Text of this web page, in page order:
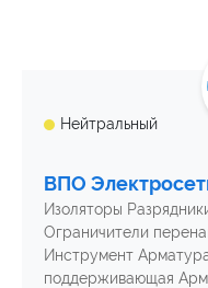
Нейтральный
ВПО
Изоляторы
Ограничители
Инструмент
поддерживающая